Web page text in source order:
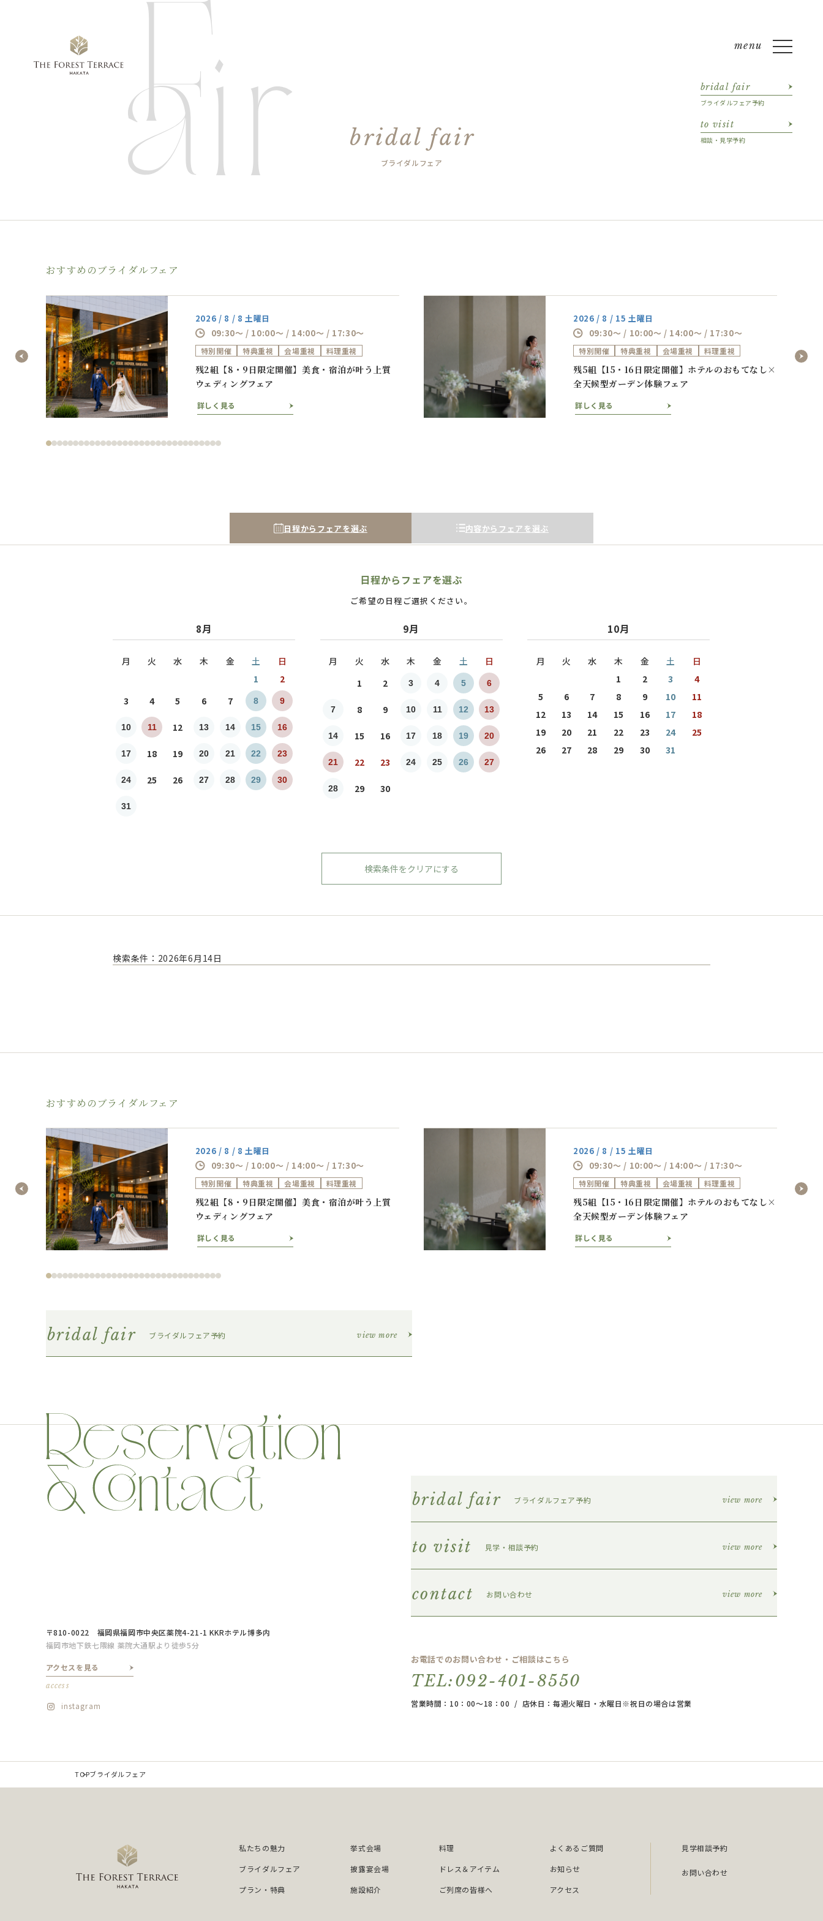
bridal fair
ブライダルフェア予約
to visit
相談・見学予約
bridal fair
ブライダルフェア
おすすめのブライダルフェア
Previous
2026 / 8 / 8 土曜日
09:30～ / 10:00～ / 14:00～ / 17:30～
特別開催 特典重視 会場重視 料理重視
残2組【8・9日限定開催】美食・宿泊が叶う上質
ウェディングフェア
詳しく見る
2026 / 8 / 15 土曜日
09:30～ / 10:00～ / 14:00～ / 17:30～
特別開催 特典重視 会場重視 料理重視
残5組【15・16日限定開催】ホテルのおもてなし×
全天候型ガーデン体験フェア
詳しく見る
日程からフェアを選ぶ 内容からフェアを選ぶ
日程からフェアを選ぶ
ご希望の日程ご選択ください。
8月
月 火 水 木 金 土
日
1
2
3
4 5 6 7 8 9
10 11 12 13 14 15 16
17 18 19 20 21 22 23
24 25 26 27 28 29 30
31
9月
月 火 水 木 金 土
日
1
2 3 4 5 6
7 8 9 10 11 12 13
14 15 16 17 18 19 20
21 22 23 24 25 26 27
28 29 30
10月
月 火 水 木 金 土
日
1
2 3
4
5
6 7 8 9 10
11
12
13 14 15 16 17
18
19
20 21 22 23 24
25
26
27 28 29 30 31
検索条件をクリアにする
検索条件：2026年6月14日
おすすめのブライダルフェア
Previous
2026 / 8 / 8 土曜日
09:30～ / 10:00～ / 14:00～ / 17:30～
特別開催 特典重視 会場重視 料理重視
残2組【8・9日限定開催】美食・宿泊が叶う上質
ウェディングフェア
詳しく見る
2026 / 8 / 15 土曜日
09:30～ / 10:00～ / 14:00～ / 17:30～
特別開催 特典重視 会場重視 料理重視
残5組【15・16日限定開催】ホテルのおもてなし×
全天候型ガーデン体験フェア
詳しく見る
bridal fair ブライダルフェア予約 view more
bridal fair ブライダルフェア予約 view more
to visit 見学・相談予約 view more
contact お問い合わせ view more
お電話でのお問い合わせ・ご相談はこちら
TEL:092-401-8550
営業時間：10：00～18：00 / 店休日：毎週火曜日・水曜日※祝日の場合は営業
〒810-0022 福岡県福岡市中央区薬院4-21-1KKRホテル博多内
福岡市地下鉄七隈線 薬院大通駅より徒歩5分
アクセスを見る
access
instagram
TOPブライダルフェア
私たちの魅力
ブライダルフェア
プラン・特典
挙式会場
披露宴会場
施設紹介
料理
ドレス＆アイテム
ご列席の皆様へ
よくあるご質問
お知らせ
アクセス
見学相談予約
お問い合わせ